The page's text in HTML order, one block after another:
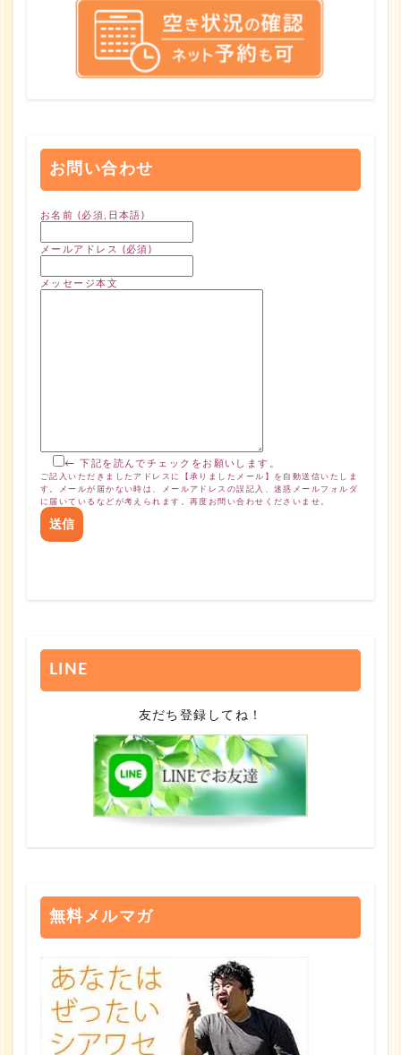
お問い合わせ
お名前 (必須,日本語)
メールアドレス (必須)
メッセージ本文
← 下記を読んでチェックをお願いします。
ご記入いただきましたアドレスに【承りましたメール】を自動送信いたしま
す。メールが届かない時は、メールアドレスの誤記入、迷惑メールフォルダ
に届いているなどが考えられます。再度お問い合わせくださいませ。
LINE
友だち登録してね！
無料メルマガ